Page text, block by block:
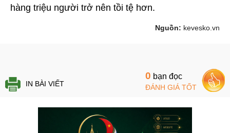
hàng triệu người trở nên tồi tệ hơn.
Nguồn: kevesko.vn
IN BÀI VIẾT
0 bạn đọc
ĐÁNH GIÁ TỐT